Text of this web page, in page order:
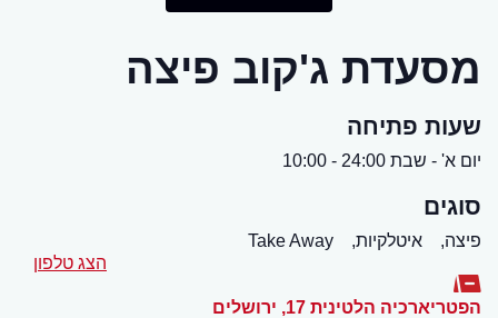
מסעדת ג'קוב פיצה
שעות פתיחה
יום א' - שבת 24:00 - 10:00
סוגים
פיצה, איטלקיות,
Take Away
הצג טלפון
הפטריארכיה הלטינית 17 , ירושלים